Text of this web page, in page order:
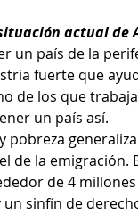
actual de
un país de la
fuerte que
de los que
un país así.
pobreza
de la
de 4
sinfín de